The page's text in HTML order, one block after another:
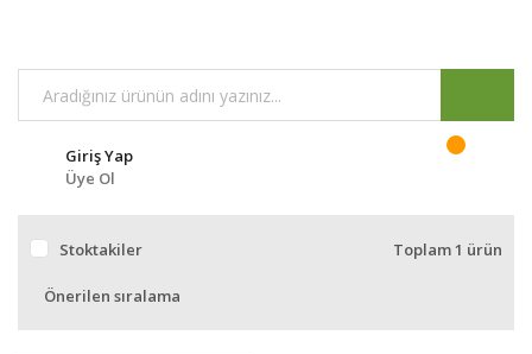
Giriş Yap
Üye Ol
Stoktakiler Toplam 1 ürün